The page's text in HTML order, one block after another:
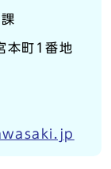
本町1番地